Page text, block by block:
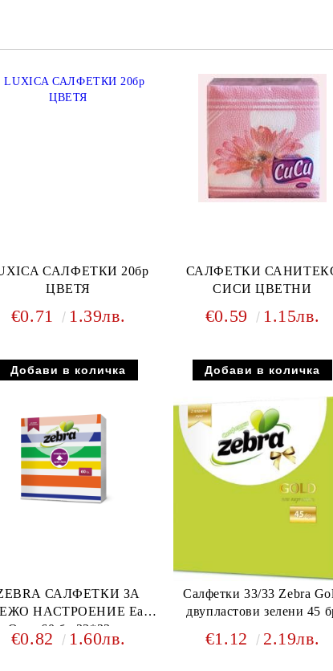
САЛФЕТКИ 20бр
ЦВЕТЯ
€0.71 1.39лв.
САЛФЕТКИ
СИСИ ЦВЕТНИ
€0.59 1.15лв.
САЛФЕТКИ ЗА
НАСТРОЕНИЕ Easy
Open 60 бр 33*33 см
€0.82 1.60лв.
Салфетки 33/33 Zebra
двупластови зелени 45
€1.12 2.19лв.